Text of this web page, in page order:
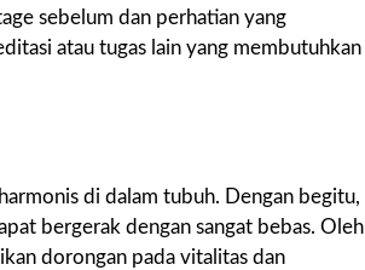
sebelum dan perhatian yang
atau tugas lain yang membutuhkan
di dalam tubuh. Dengan begitu,
bergerak dengan sangat bebas. Oleh
dorongan pada vitalitas dan